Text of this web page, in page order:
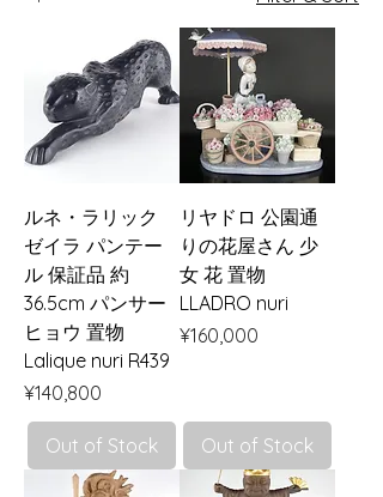
ルネ・ラリック
ゼイラ パンテー
ル 保証品 約
36.5cm パンサー
ヒョウ 置物
Lalique nuri R439
Price
¥140,800
Out of Stock
リヤドロ 公園通
りの花屋さん 少
女 花 置物
LLADRO nuri
Price
¥160,000
Out of Stock